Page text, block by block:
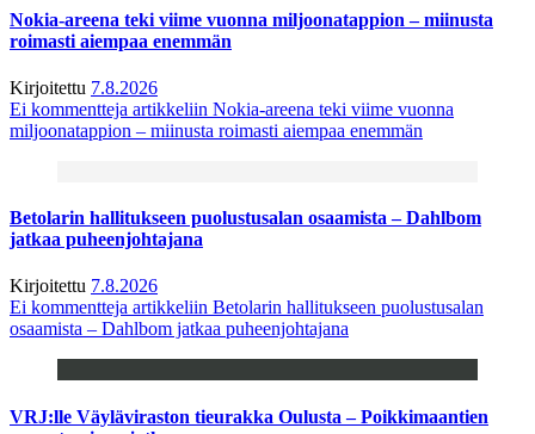
Nokia-areena teki viime vuonna miljoonatappion – miinusta
roimasti aiempaa enemmän
Kirjoitettu 7.8.2026
Ei kommentteja artikkeliin Nokia-areena teki viime vuonna
miljoonatappion – miinusta roimasti aiempaa enemmän
Betolarin hallitukseen puolustusalan osaamista – Dahlbom
jatkaa puheenjohtajana
Kirjoitettu 7.8.2026
Ei kommentteja artikkeliin Betolarin hallitukseen puolustusalan
osaamista – Dahlbom jatkaa puheenjohtajana
VRJ:lle Väyläviraston tieurakka Oulusta – Poikkimaantien